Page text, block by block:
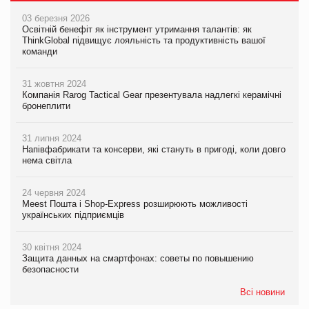
03 березня 2026
Освітній бенефіт як інструмент утримання талантів: як
ThinkGlobal підвищує лояльність та продуктивність вашої
команди
31 жовтня 2024
Компанія Rarog Tactical Gear презентувала надлегкі керамічні
бронеплити
31 липня 2024
Напівфабрикати та консерви, які стануть в пригоді, коли довго
нема світла
24 червня 2024
Meest Пошта і Shop-Express розширюють можливості
українських підприємців
30 квітня 2024
Защита данных на смартфонах: советы по повышению
безопасности
Всі новини